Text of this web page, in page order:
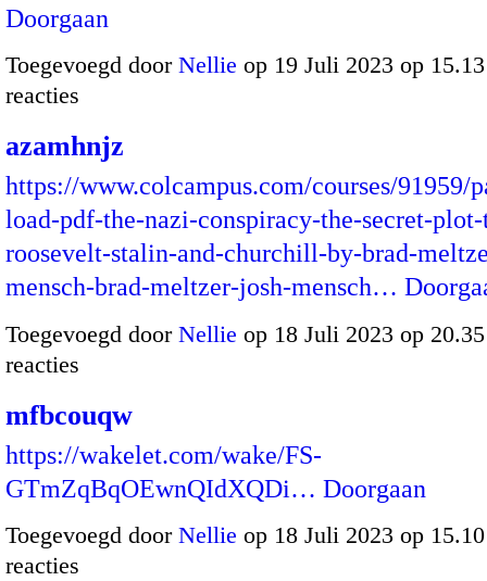
Doorgaan
Toegevoegd door Nellie op 19 Juli 2023 op
reacties
azamhnjz
https://www.colcampus.com/courses/91959/
load-pdf-the-nazi-conspiracy-the-secret-
roosevelt-stalin-and-churchill-by-brad-
mensch-brad-meltzer-josh-mensch…
Toegevoegd door Nellie op 18 Juli 2023 op
reacties
mfbcouqw
https://wakelet.com/wake/FS-
GTmZqBqOEwnQIdXQDi… Doorgaan
Toegevoegd door Nellie op 18 Juli 2023 op
reacties